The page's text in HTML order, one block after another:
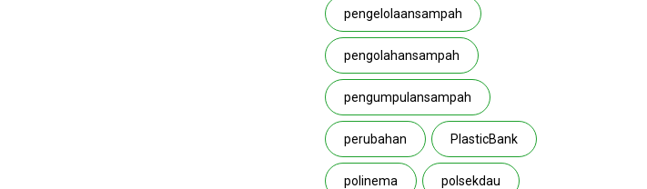
pengelolaansampah
pengolahansampah
pengumpulansampah
perubahan PlasticBank
polinema polsekdau